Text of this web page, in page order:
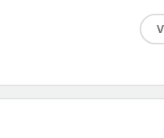
Edson Abreu de
Laboratório de
Universidade